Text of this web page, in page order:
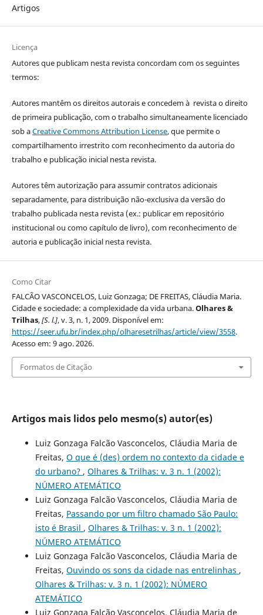
Artigos
Licença
Autores que publicam nesta revista concordam com os seguintes
termos:
Autores mantêm os direitos autorais e concedem à revista o direito
de primeira publicação, com o trabalho simultaneamente licenciado
sob aCreative Commons Attribution License, que permite o
compartilhamento irrestrito com reconhecimento da autoria do
trabalho e publicação inicial nesta revista.
Autores têm autorização para assumir contratos adicionais
separadamente, para distribuição não-exclusiva da versão do
trabalho publicada nesta revista (ex.: publicar em repositório
institucional ou como capítulo de livro), com reconhecimento de
autoria e publicação inicial nesta revista.
Como Citar
FALCÃO VASCONCELOS, Luiz Gonzaga; DE FREITAS, Cláudia Maria.
Cidade e sociedade: a complexidade da vida urbana.Olhares &
Trilhas,[S. l.], v. 3, n. 1, 2009. Disponível em:
https://seer.ufu.br/index.php/olharesetrilhas/article/view/3558.
Acesso em: 9 ago. 2026.
Formatos de Citação
Artigos mais lidos pelo mesmo(s) autor(es)
Luiz Gonzaga Falcão Vasconcelos, Cláudia Maria de
Freitas, O que é (des) ordem no contexto da cidade e
do urbano? , Olhares & Trilhas: v. 3 n. 1 (2002):
NÚMERO ATEMÁTICO
Luiz Gonzaga Falcão Vasconcelos, Cláudia Maria de
Freitas, Passando por um filtro chamado São Paulo:
isto é Brasil , Olhares & Trilhas: v. 3 n. 1 (2002):
NÚMERO ATEMÁTICO
Luiz Gonzaga Falcão Vasconcelos, Cláudia Maria de
Freitas, Ouvindo os sons da cidade nas entrelinhas ,
Olhares & Trilhas: v. 3 n. 1 (2002): NÚMERO
ATEMÁTICO
Luiz Gonzaga Falcão Vasconcelos, Cláudia Maria de